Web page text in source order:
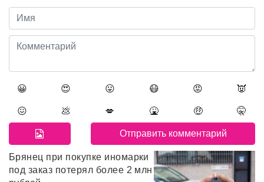
😀 😍 😛 😷 😡 👿
😖 💩 💋 🤮 🤑 🤫
Брянец при покупке иномарки
под заказ потерял более 2 млн